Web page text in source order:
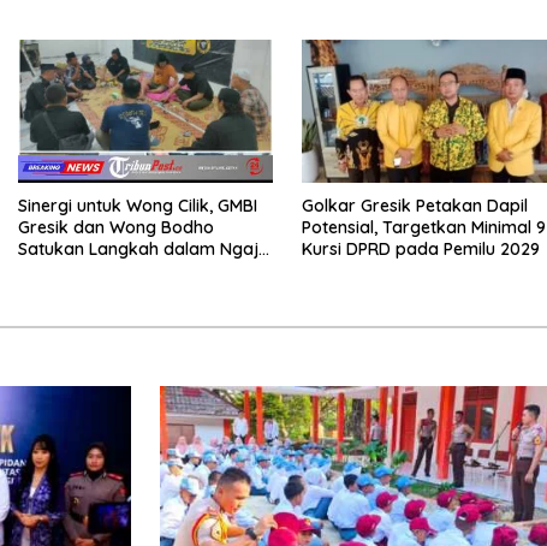
Sinergi untuk Wong Cilik, GMBI
Gresik dan Wong Bodho
Satukan Langkah dalam Ngaji
Golkar Gresik Petakan Dapil
Potensial, Targetkan Minimal 9
Kursi DPRD pada Pemilu 2029